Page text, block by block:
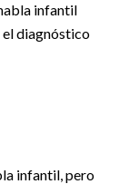
infantil
diagnóstico
infantil, pero